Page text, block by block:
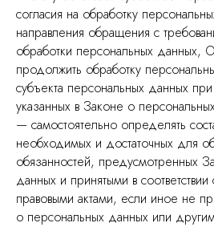
согласия на обработку
направления обращения с
обработки персональных данных,
продолжить обработку
субъекта персональных данных
указанных в Законе о
— самостоятельно определять
необходимых и достаточных для
обязанностей, предусмотренных
данных и принятыми в
правовыми актами, если иное не
о персональных данных или